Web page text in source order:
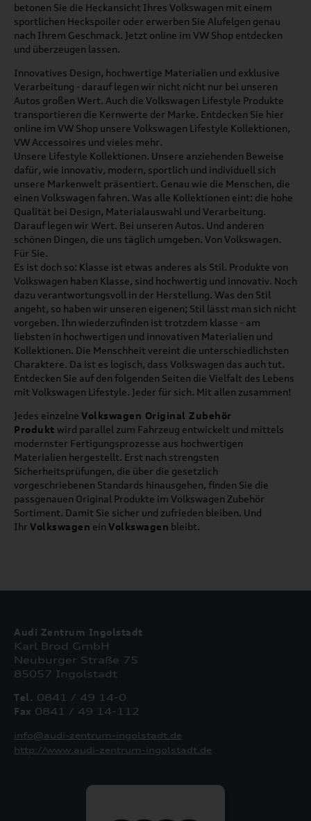
betonen Sie die Heckansicht Ihres Volkswagen mit einem
sportlichen Heckspoiler oder erwerben Sie Alufelgen genau
nach Ihrem Geschmack. Jetzt online im VW Shop entdecken
und überzeugen lassen.
Innovatives Design, hochwertige Materialien und exklusive
Verarbeitung - darauf legen wir nicht nicht nur bei unseren
Autos großen Wert. Auch die Volkswagen Lifestyle Produkte
transportieren die Kernwerte der Marke. Entdecken Sie hier
online im VW Shop unsere Volkswagen Lifestyle Kollektionen,
VW Accessoires und vieles mehr.
Unsere Lifestyle Kollektionen. Unsere anziehenden Beweise
dafür, wie innovativ, modern, sportlich und individuell sich
unsere Markenwelt präsentiert. Genau wie die Menschen, die
einen Volkswagen fahren. Was alle Kollektionen eint: die hohe
Qualität bei Design, Materialauswahl und Verarbeitung.
Darauf legen wir Wert. Bei unseren Autos. Und anderen
schönen Dingen, die uns täglich umgeben. Von Volkswagen.
Für Sie.
Es ist doch so: Klasse ist etwas anderes als Stil. Produkte von
Volkswagen haben Klasse, sind hochwertig und innovativ. Noch
dazu verantwortungsvoll in der Herstellung. Was den Stil
angeht, so haben wir unseren eigenen; Stil lässt man sich nicht
vorgeben. Ihn wiederzufinden ist trotzdem klasse - am
liebsten in hochwertigen und innovativen Materialien und
Kollektionen. Die Menschheit vereint die unterschiedlichsten
Charaktere. Da ist es logisch, dass Volkswagen das auch tut.
Entdecken Sie auf den folgenden Seiten die Vielfalt des Lebens
mit Volkswagen Lifestyle. Jeder für sich. Mit allen zusammen!
Jedes einzelne Volkswagen Original Zubehör
Produkt wird parallel zum Fahrzeug entwickelt und mittels
modernster Fertigungsprozesse aus hochwertigen
Materialien hergestellt. Erst nach strengsten
Sicherheitsprüfungen, die über die gesetzlich
vorgeschriebenen Standards hinausgehen, finden Sie die
passgenauen Original Produkte im Volkswagen Zubehör
Sortiment. Damit Sie sicher und zufrieden bleiben. Und
Ihr Volkswagen ein Volkswagen bleibt.
Audi Zentrum Ingolstadt
Karl Brod GmbH
Neuburger Straße 75
85057 Ingolstadt
Tel. 0841 / 49 14-0
Fax 0841 / 49 14-112
info@audi-zentrum-ingolstadt.de
http://www.audi-zentrum-ingolstadt.de